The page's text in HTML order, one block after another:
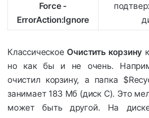
Force -
ErrorAction:Ignore
Классическое Очистить корзину
но как бы и не очень.
очистил корзину, а папка
занимает 183 Мб (диск С). Это
может быть другой. На